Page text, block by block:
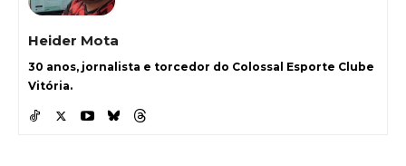
Heider Mota
30 anos, jornalista e torcedor do Colossal Esporte Clube
Vitória.